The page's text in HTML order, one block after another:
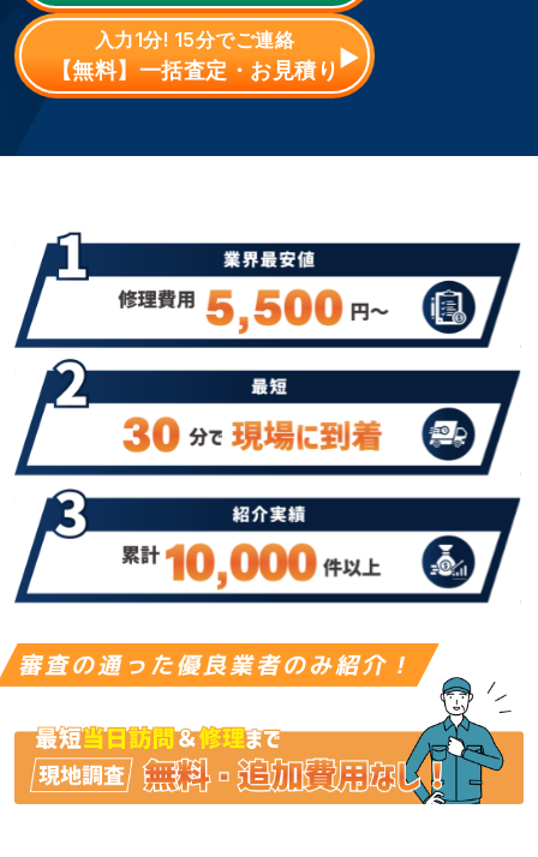
入力1分! 15分でご連絡
【無料】一括査定・お見積り
審査の通った優良業者のみ紹介！